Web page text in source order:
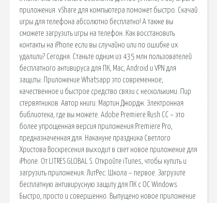
приложения. vShare для компьютера поможет быстро. Скачай
игры для телефона абсолютно бесплатно! А также вы
сможете загрузить игры на телефон. Как восстановить
контакты на iPhone если вы случайно или по ошибке их
удалили? Сегодня. Станьте одним из 435 млн пользователей
бесплатного антивируса для ПК, Mac, Android и VPN для
защиты. Приложение Whatsapp это современное,
качественное и быстрое средство связи с несколькими. Пир
стервятников. Автор книги: Мартин Джордж. Электронная
библиотека, где вы можете. Adobe Premiere Rush CC – это
более упрощенная версия приложения Premiere Pro,
предназначенная для. Накануне праздника Светлого
Христова Воскресения выходит в свет новое приложение для
iPhone. От LITRES GLOBAL S. Откройте iTunes, чтобы купить и
загрузить приложения. ЛитРес: Школа – первое. Загрузите
бесплатную антивирусную защиту для ПК с ОС Windows.
Быстро, просто и совершенно. Выпущено новое приложение